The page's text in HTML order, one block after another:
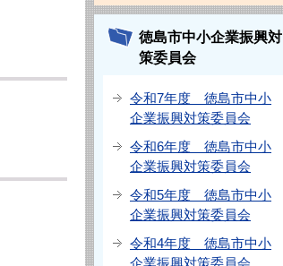
徳島市中小企業振興対
策委員会
令和7年度 徳島市中小
企業振興対策委員会
令和6年度 徳島市中小
企業振興対策委員会
令和5年度 徳島市中小
企業振興対策委員会
令和4年度 徳島市中小
企業振興対策委員会